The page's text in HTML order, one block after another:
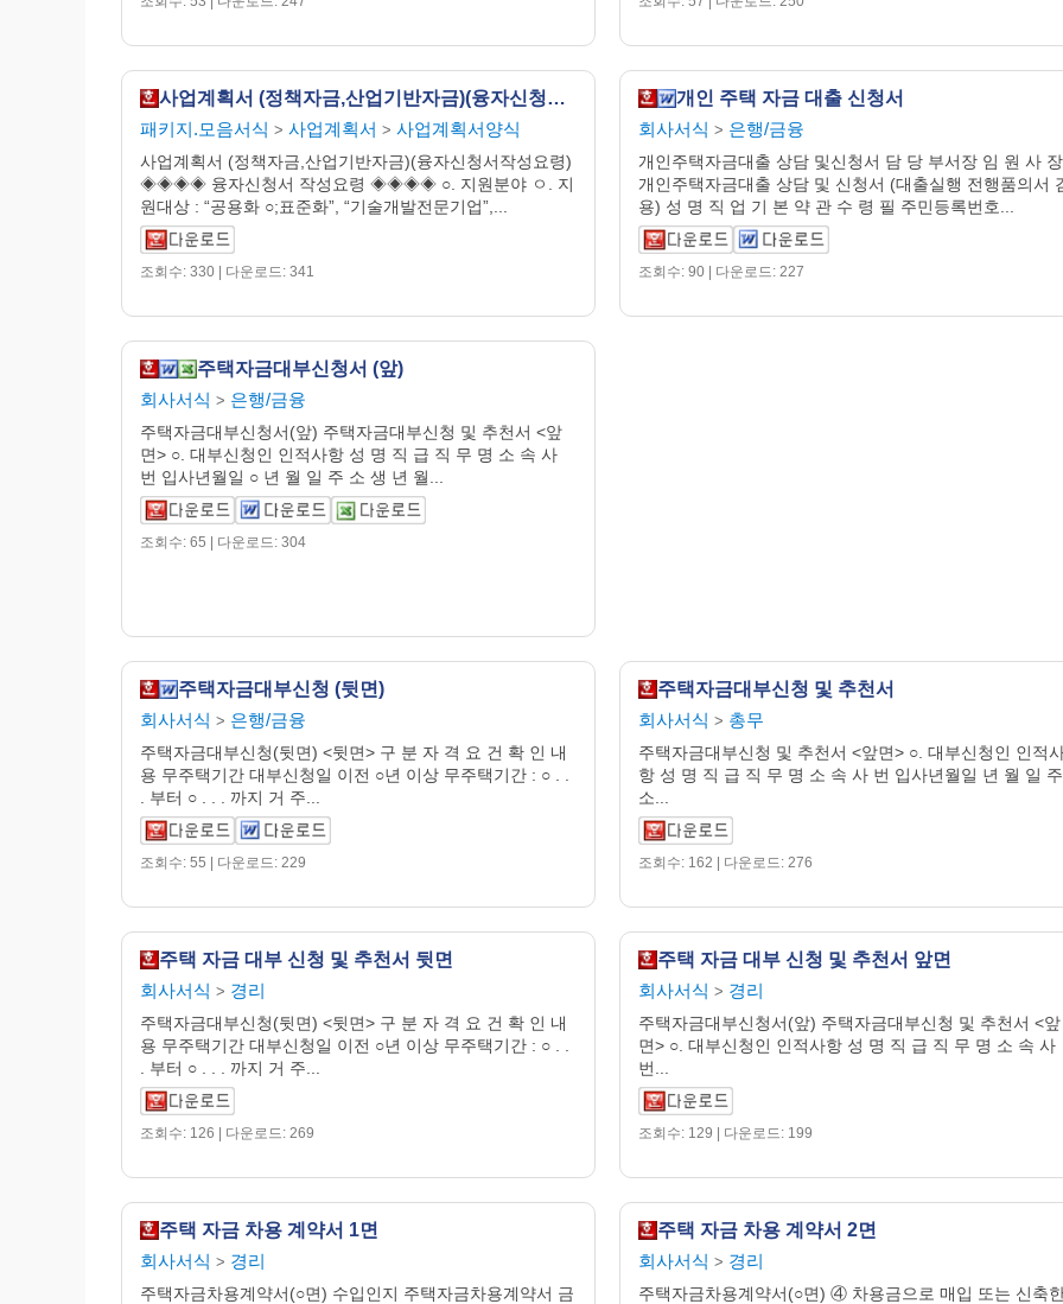
사업계획서 (정책자금,산업기반자금)(융자신청서작성요령)
패키지.모음서식 > 사업계획서 > 사업계획서양식
사업계획서 (정책자금,산업기반자금)(융자신청서작성요령)
◈◈◈◈ 융자신청서 작성요령 ◈◈◈◈ ○. 지원분야 ㅇ. 지
원대상 : “공용화 ○;표준화”, “기술개발전문기업”,...
조회수: 330 | 다운로드: 341
개인 주택 자금 대출 신청서
회사서식 > 은행/금융
개인주택자금대출 상담 및신청서 담 당 부서장 임 원 사 장
개인주택자금대출 상담 및 신청서 (대출실행 전행품의서
용) 성 명 직 업 기 본 약 관 수 령 필 주민등록번호...
조회수: 90 | 다운로드: 227
주택자금대부신청서 (앞)
회사서식 > 은행/금융
주택자금대부신청서(앞) 주택자금대부신청 및 추천서 <앞
면> ○. 대부신청인 인적사항 성 명 직 급 직 무 명 소 속 사
번 입사년월일 ○ 년 월 일 주 소 생 년 월...
조회수: 65 | 다운로드: 304
주택자금대부신청 (뒷면)
회사서식 > 은행/금융
주택자금대부신청(뒷면) <뒷면> 구 분 자 격 요 건 확 인 내
용 무주택기간 대부신청일 이전 ○년 이상 무주택기간 : ○ . .
. 부터 ○ . . . 까지 거 주...
조회수: 55 | 다운로드: 229
주택자금대부신청 및 추천서
회사서식 > 총무
주택자금대부신청 및 추천서 <앞면> ○. 대부신청인 인적
항 성 명 직 급 직 무 명 소 속 사 번 입사년월일 년 월 일 주
소...
조회수: 162 | 다운로드: 276
주택 자금 대부 신청 및 추천서 뒷면
회사서식 > 경리
주택자금대부신청(뒷면) <뒷면> 구 분 자 격 요 건 확 인 내
용 무주택기간 대부신청일 이전 ○년 이상 무주택기간 : ○ . .
. 부터 ○ . . . 까지 거 주...
조회수: 126 | 다운로드: 269
주택 자금 대부 신청 및 추천서 앞면
회사서식 > 경리
주택자금대부신청서(앞) 주택자금대부신청 및 추천서 <앞
면> ○. 대부신청인 인적사항 성 명 직 급 직 무 명 소 속 사
번...
조회수: 129 | 다운로드: 199
주택 자금 차용 계약서 1면
회사서식 > 경리
주택자금차용계약서(○면) 수입인지 주택자금차용계약서 금
주택 자금 차용 계약서 2면
회사서식 > 경리
주택자금차용계약서(○면) ④ 차용금으로 매입 또는 신축